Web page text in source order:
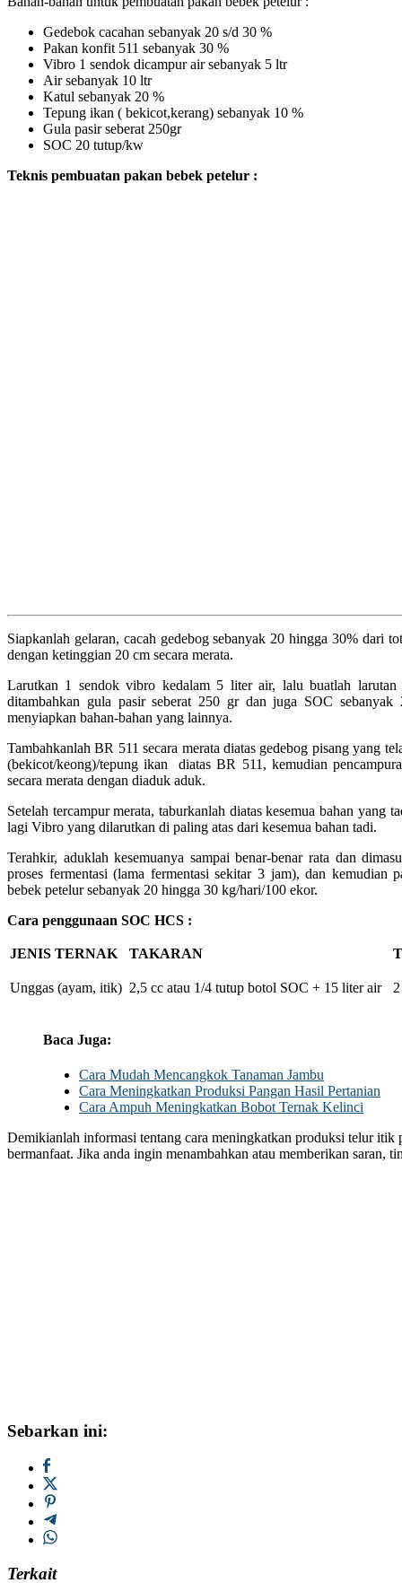
Gedebok cacahan sebanyak 20 s/d 30 %
Pakan konfit 511 sebanyak 30 %
Vibro 1 sendok dicampur air sebanyak 5 ltr
Air sebanyak 10 ltr
Katul sebanyak 20 %
Tepung ikan ( bekicot,kerang) sebanyak 10 %
Gula pasir seberat 250gr
SOC 20 tutup/kw
Teknis pembuatan pakan bebek petelur :
Siapkanlah gelaran, cacah gedebog sebanyak 20 hingga 30% dari
dengan ketinggian 20 cm secara merata.
Larutkan 1 sendok vibro kedalam 5 liter air, lalu buatlah
ditambahkan gula pasir seberat 250 gr dan juga SOC
menyiapkan bahan-bahan yang lainnya.
Tambahkanlah BR 511 secara merata diatas gedebog pisang yang
(bekicot/keong)/tepung ikan diatas BR 511, kemudian
secara merata dengan diaduk aduk.
Setelah tercampur merata, taburkanlah diatas kesemua bahan yang
lagi Vibro yang dilarutkan di paling atas dari kesemua bahan tadi.
Terahkir, aduklah kesemuanya sampai benar-benar rata dan
proses fermentasi (lama fermentasi sekitar 3 jam), dan kemudian
bebek petelur sebanyak 20 hingga 30 kg/hari/100 ekor.
Cara penggunaan SOC HCS :
JENIS TERNAK TAKARAN
Unggas (ayam, itik) 2,5 cc atau 1/4 tutup botol SOC + 15 liter air
Baca Juga:
Cara Mudah Mencangkok Tanaman Jambu
Cara Meningkatkan Produksi Pangan Hasil Pertanian
Cara Ampuh Meningkatkan Bobot Ternak Kelinci
Demikianlah informasi tentang cara meningkatkan produksi telur itik
bermanfaat. Jika anda ingin menambahkan atau memberikan saran,
Sebarkan ini:
Terkait